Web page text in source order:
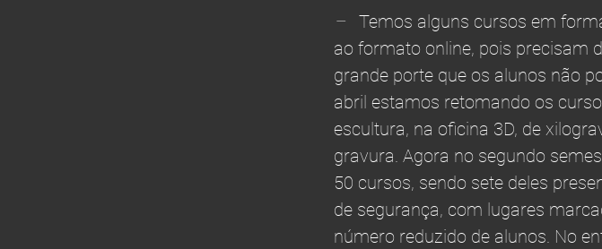
– Temos alguns cursos em
ao formato online, pois precisam
grande porte que os alunos não
abril estamos retomando os
escultura, na oficina 3D, de
gravura. Agora no segundo
50 cursos, sendo sete deles
de segurança, com lugares
número reduzido de alunos. No